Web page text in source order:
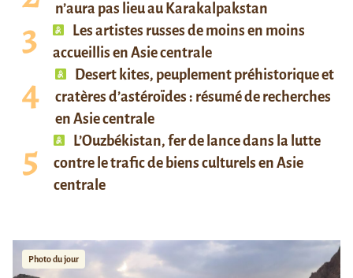
n’aura pas lieu au Karakalpakstan
Les artistes russes de moins en moins
accueillis en Asie centrale
Desert kites, peuplement préhistorique et
cratères d’astéroïdes : résumé de recherches
en Asie centrale
L’Ouzbékistan, fer de lance dans la lutte
contre le trafic de biens culturels en Asie
centrale
Photo du jour